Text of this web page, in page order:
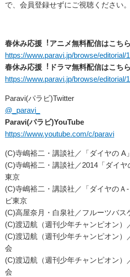
で、会員登録せずにご視聴ください。
春休み応援︕アニメ無料配信はこちら
https://www.paravi.jp/browse/editorial/
春休み応援︕ドラマ無料配信はこちら
https://www.paravi.jp/browse/editorial/
Paravi(パラビ)Twitter
@_paravi_
Paravi(パラビ)YouTube
https://www.youtube.com/c/paravi
(C)寺嶋裕⼆・講談社／「ダイヤの A
(C)寺嶋裕⼆・講談社／2014「ダイ
東京
(C)寺嶋裕⼆・講談社／「ダイヤのＡ
ビ東京
(C)⾼屋奈⽉・⽩泉社／フルーツバス
(C)渡辺航（週刊少年チャンピオン）
(C)渡辺航（週刊少年チャンピオン）
会
(C)渡辺航（週刊少年チャンピオン）
会